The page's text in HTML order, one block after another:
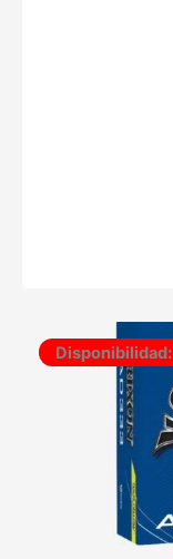
Disponibilidad: